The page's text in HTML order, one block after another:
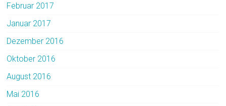
Februar 2017
Januar 2017
Dezember 2016
Oktober 2016
August 2016
Mai 2016